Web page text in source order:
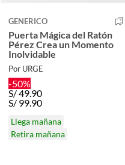
GENERICO
Puerta Mágica del Ratón
Pérez Crea un Momento
Inolvidable
Por URGE
-50%
S/49.90
S/ 99.90
Llega mañana
Retira mañana